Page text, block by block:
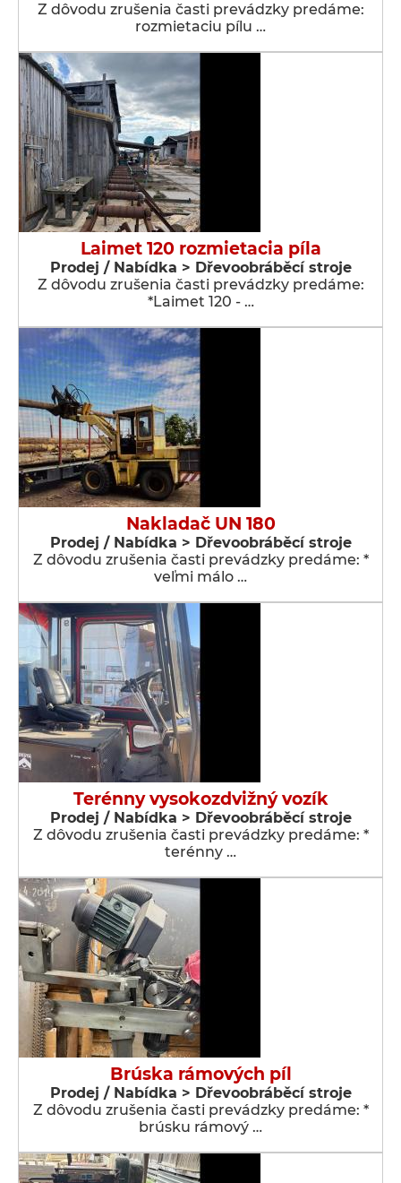
Z dôvodu zrušenia časti prevádzky predáme:
rozmietaciu pílu …
Laimet 120 rozmietacia píla
Prodej / Nabídka > Dřevoobráběcí stroje
Z dôvodu zrušenia časti prevádzky predáme:
*Laimet 120 - …
Nakladač UN 180
Prodej / Nabídka > Dřevoobráběcí stroje
Z dôvodu zrušenia časti prevádzky predáme: *
veľmi málo …
Terénny vysokozdvižný vozík
Prodej / Nabídka > Dřevoobráběcí stroje
Z dôvodu zrušenia časti prevádzky predáme: *
terénny …
Brúska rámových píl
Prodej / Nabídka > Dřevoobráběcí stroje
Z dôvodu zrušenia časti prevádzky predáme: *
brúsku rámový …